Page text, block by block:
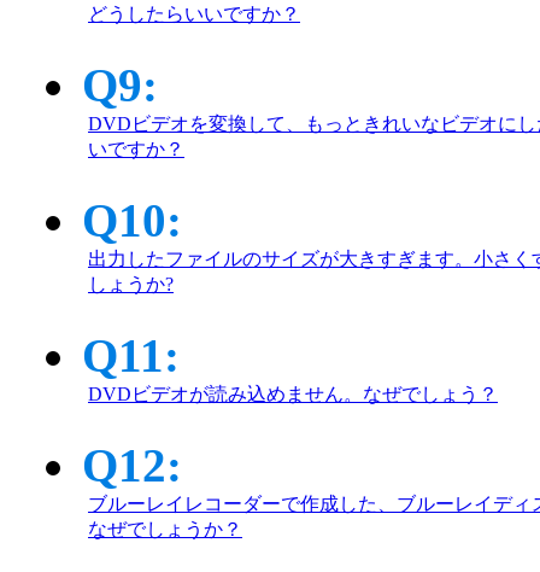
どうしたらいいですか？
Q9:
DVDビデオを変換して、もっときれいなビデオに
いですか？
Q10:
出力したファイルのサイズが大きすぎます。小さ
しょうか?
Q11:
DVDビデオが読み込めません。なぜでしょう？
Q12:
ブルーレイレコーダーで作成した、ブルーレイデ
なぜでしょうか？